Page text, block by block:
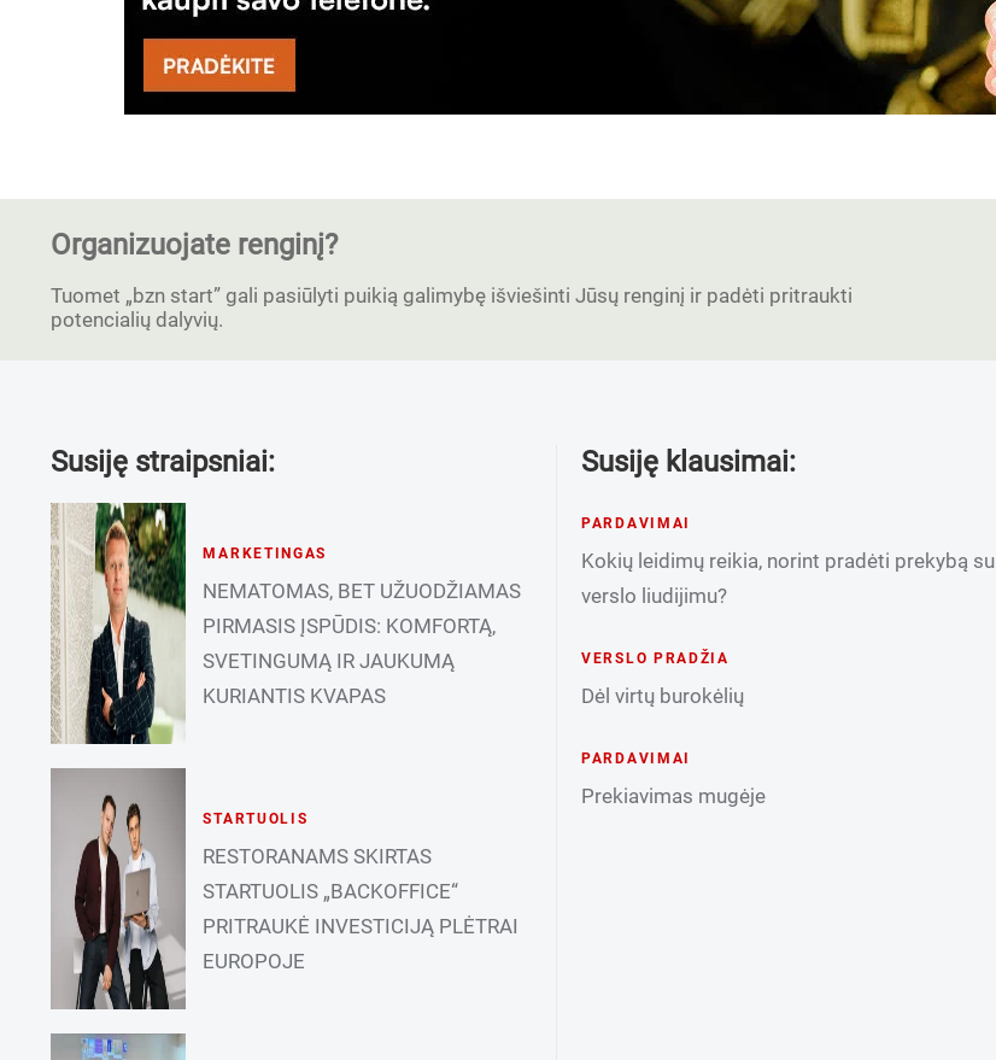
Organizuojate renginį?
Tuomet „bzn start” gali pasiūlyti puikią galimybę išviešinti Jūsų renginį ir padėti pritraukti
potencialių dalyvių.
Susiję straipsniai:
MARKETINGAS
NEMATOMAS, BET UŽUODŽIAMAS
PIRMASIS ĮSPŪDIS: KOMFORTĄ,
SVETINGUMĄ IR JAUKUMĄ
KURIANTIS KVAPAS
STARTUOLIS
RESTORANAMS SKIRTAS
STARTUOLIS „BACKOFFICE“
PRITRAUKĖ INVESTICIJĄ PLĖTRAI
EUROPOJE
Susiję klausimai:
PARDAVIMAI
Kokių leidimų reikia, norint pradėti prekybą su
verslo liudijimu?
VERSLO PRADŽIA
Dėl virtų burokėlių
PARDAVIMAI
Prekiavimas mugėje